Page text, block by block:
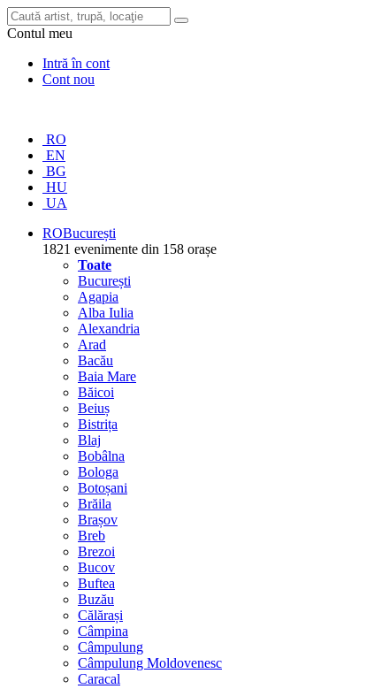
Contul meu
Intră în cont
Cont nou
RO
EN
BG
HU
UA
ROBucurești
1821 evenimente din 158 orașe
Toate
București
Agapia
Alba Iulia
Alexandria
Arad
Bacău
Baia Mare
Băicoi
Beiuș
Bistrița
Blaj
Bobâlna
Bologa
Botoșani
Brăila
Brașov
Breb
Brezoi
Bucov
Buftea
Buzău
Călărași
Câmpina
Câmpulung
Câmpulung Moldovenesc
Caracal